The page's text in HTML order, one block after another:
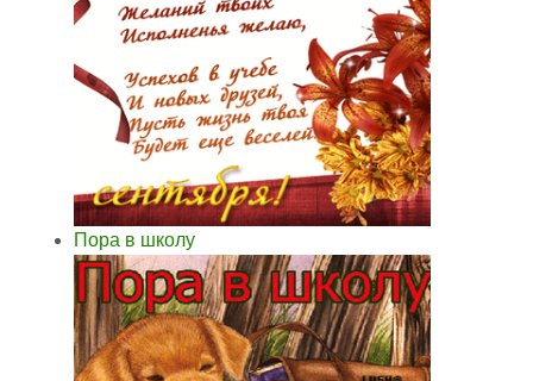
Пора в школу